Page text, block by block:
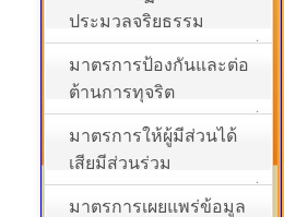
ประมวลจริยธรรม
มาตรการป้องกันและต่อ
ต้านการทุจริต
มาตรการให้ผู้มีส่วนได้
เสียมีส่วนร่วม
มาตรการเผยแพร่ข้อมูล